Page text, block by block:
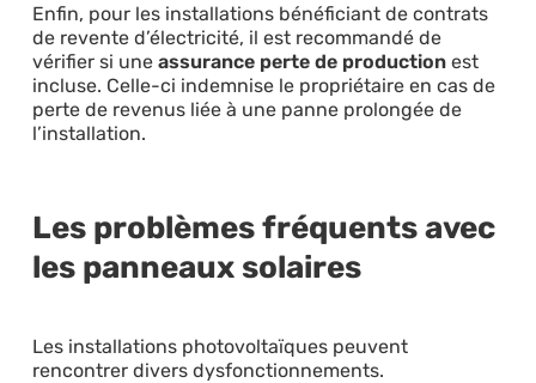
Enfin, pour les installations bénéficiant de contrats
de revente d’électricité, il est recommandé de
vérifier si une assurance perte de productionest
incluse. Celle-ci indemnise le propriétaire en cas de
perte de revenus liée à une panne prolongée de
l’installation.
Les problèmes fréquents avec
les panneaux solaires
Les installations photovoltaïques peuvent
rencontrer divers dysfonctionnements.